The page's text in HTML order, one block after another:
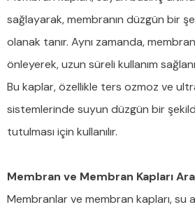
sağlayarak, membranın düzgün bir
olanak tanır. Aynı zamanda,
önleyerek, uzun süreli kullanım
Bu kaplar, özellikle ters ozmoz ve
sistemlerinde suyun düzgün bir
tutulması için kullanılır.
Membran ve Membran Kapları
Membranlar ve membran kapları, su